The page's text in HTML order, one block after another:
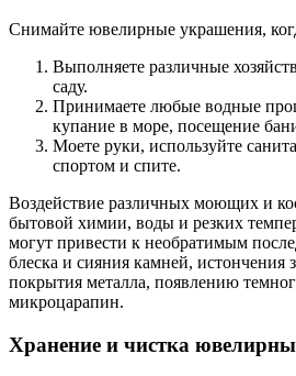
Снимайте ювелирные украшения,
Выполняете различные
саду.
Принимаете любые водные
купание в море, посещение
Моете руки, используйте
спортом и спите.
Воздействие различных моющих и
бытовой химии, воды и резких
могут привести к необратимым
блеска и сияния камней, истончения
покрытия металла, появлению
микроцарапин.
Хранение и чистка